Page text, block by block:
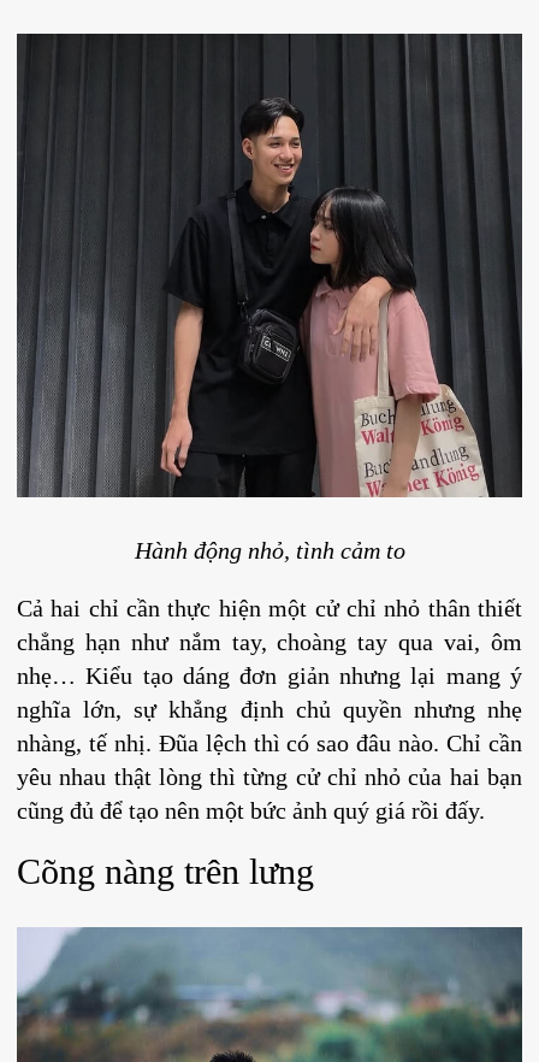
Hành động nhỏ, tình cảm to
Cả hai chỉ cần thực hiện một cử chỉ nhỏ thân thiết
chẳng hạn như nắm tay, choàng tay qua vai, ôm
nhẹ… Kiểu tạo dáng đơn giản nhưng lại mang ý
nghĩa lớn, sự khẳng định chủ quyền nhưng nhẹ
nhàng, tế nhị. Đũa lệch thì có sao đâu nào. Chỉ cần
yêu nhau thật lòng thì từng cử chỉ nhỏ của hai bạn
cũng đủ để tạo nên một bức ảnh quý giá rồi đấy.
Cõng nàng trên lưng